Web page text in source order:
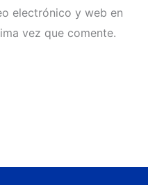
electrónico y web en
vez que comente.